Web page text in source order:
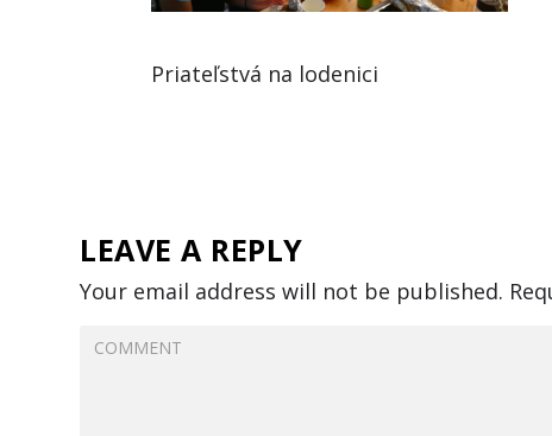
Priateľstvá na lodenici
LEAVE A REPLY
Your email address will not be published.